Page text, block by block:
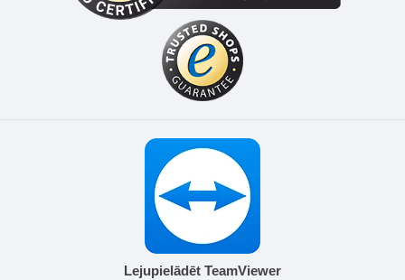
Lejupielādēt TeamViewer